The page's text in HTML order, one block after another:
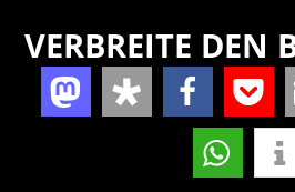
VERBREITE DEN